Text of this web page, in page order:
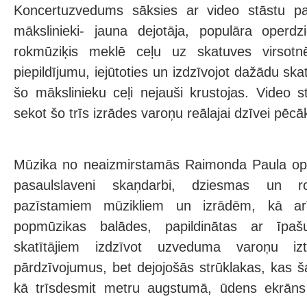
Koncertuzvedums sāksies ar video stāstu
mākslinieki- jauna dejotāja, populāra
rokmūziķis meklē ceļu uz skatuves
piepildījumu, iejūtoties un izdzīvojot dažādu
šo mākslinieku ceļi nejauši krustojas. Video
sekot šo trīs izrādes varoņu reālajai dzīvei
Mūzika no neaizmirstamās Raimonda Paula
pasaulslaveni skaņdarbi, dziesmas un
pazīstamiem mūzikliem un izrādēm, kā
popmūzikas balādes, papildinātas ar
skatītājiem izdzīvot uzveduma varoņu
pārdzīvojumus, bet dejojošās strūklakas, kas
kā trīsdesmit metru augstumā, ūdens